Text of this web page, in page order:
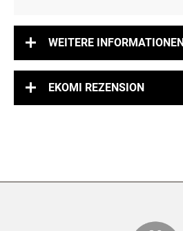
WEITERE INFORMATIONEN
EKOMI REZENSION